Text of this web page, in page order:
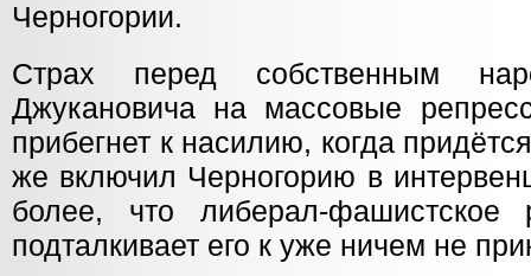
Черногории.
Страх перед собственным
Джукановича на массовые
прибегнет к насилию, когда
же включил Черногорию в
более, что либерал-фашистское
подталкивает его к уже ничем не